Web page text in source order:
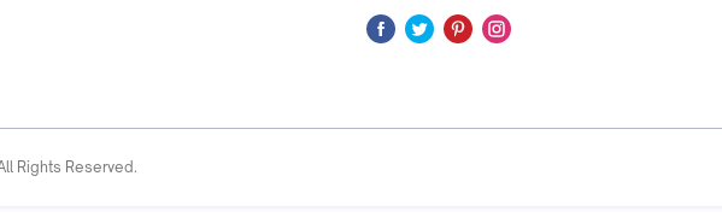
Rights Reserved.